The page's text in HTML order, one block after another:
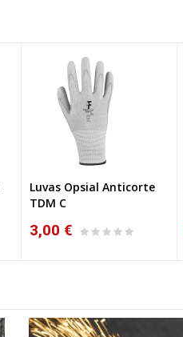
Luvas Opsial Anticorte
TDM C
3,00 €